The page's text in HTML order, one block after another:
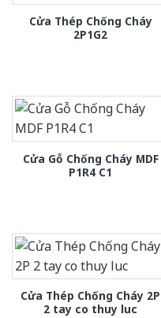
Cửa Thép Chống Cháy
2P1G2
Cửa Gỗ Chống Cháy MDF
P1R4 C1
Cửa Thép Chống Cháy 2P
2 tay co thuy luc